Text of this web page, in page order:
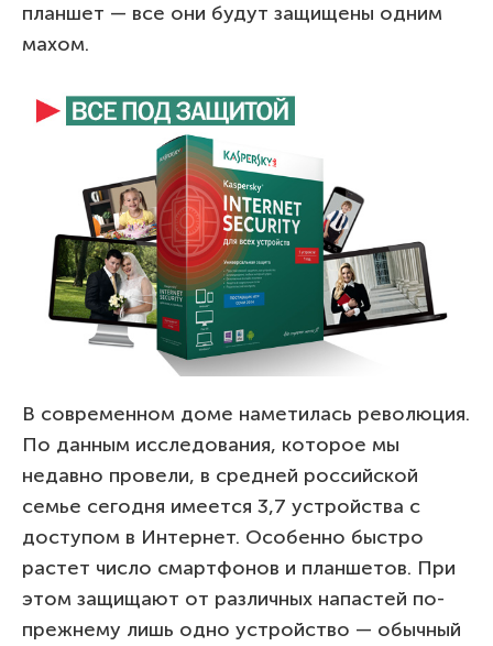
планшет — все они будут защищены одним
махом.
В современном доме наметилась революция.
По данным исследования, которое мы
недавно провели, в средней российской
семье сегодня имеется 3,7 устройства с
доступом в Интернет. Особенно быстро
растет число смартфонов и планшетов. При
этом защищают от различных напастей по-
прежнему лишь одно устройство — обычный